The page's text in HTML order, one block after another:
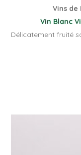
Vins de
Vin Blanc
Délicatement fruité